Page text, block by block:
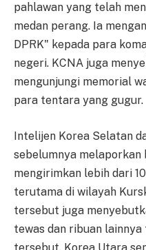
pahlawan yang telah
medan perang. Ia
DPRK" kepada para
negeri. KCNA juga
mengunjungi memorial
para tentara yang gugur.
Intelijen Korea Selatan
sebelumnya
mengirimkan lebih dari
terutama di wilayah
tersebut juga
tewas dan ribuan